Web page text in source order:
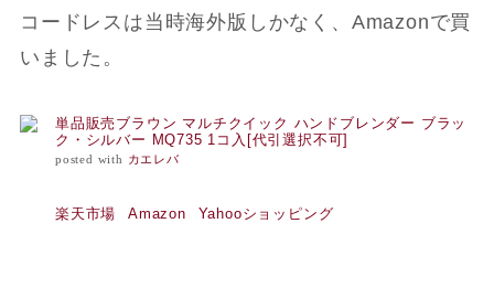
コードレスは当時海外版しかなく、Amazonで買
いました。
単品販売ブラウン マルチクイック ハンドブレンダー ブラッ
ク・シルバー MQ735 1コ入[代引選択不可]
posted with カエレバ
楽天市場 Amazon Yahooショッピング